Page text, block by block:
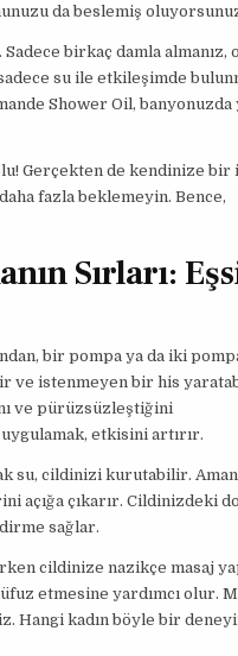
da beslemiş
birkaç damla almanız, o
su ile etkileşimde
Shower Oil, banyonuzda
Gerçekten de kendinize
fazla beklemeyin. Bence,
Sırları:
bir pompa ya da iki
ve istenmeyen bir his
ve pürüzsüzleştiğini
etkisini artırır.
su, cildinizi kurutabilir.
açığa çıkarır. Cildinizdeki
sağlar.
cildinize nazikçe masaj
etmesine yardımcı olur.
Hangi kadın böyle bir